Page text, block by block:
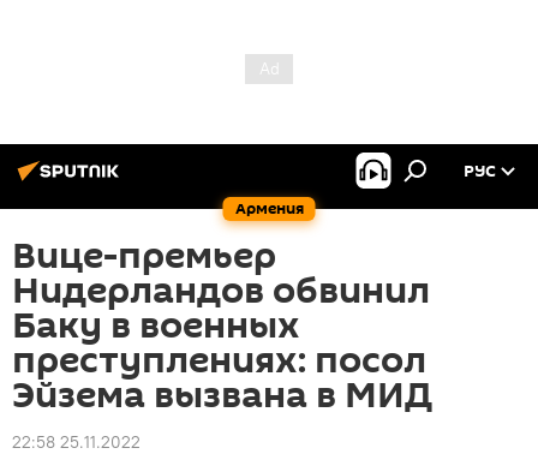
Армения
РУС
Вице-премьер
Нидерландов обвинил
Баку в военных
преступлениях: посол
Эйзема вызвана в МИД
22:58 25.11.2022